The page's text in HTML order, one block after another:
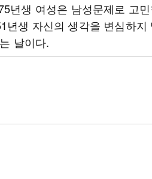
년생 여성은 남성문제로 고
년생 자신의 생각을 변심하지
날이다.